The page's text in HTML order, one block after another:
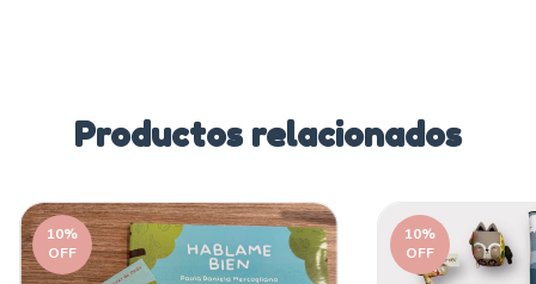
Productos relacionados
10%
OFF
10%
OFF